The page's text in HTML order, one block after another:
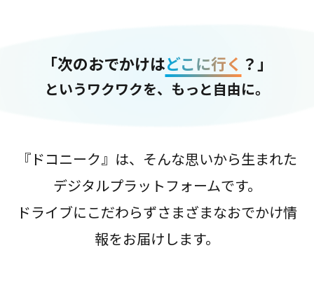
「次のおでかけはどこに行く ？」
というワクワクを、もっと自由に。
『ドコニーク』は、そんな思いから生まれた
デジタルプラットフォームです。
ドライブにこだわらずさまざまなおでかけ情
報をお届けします。